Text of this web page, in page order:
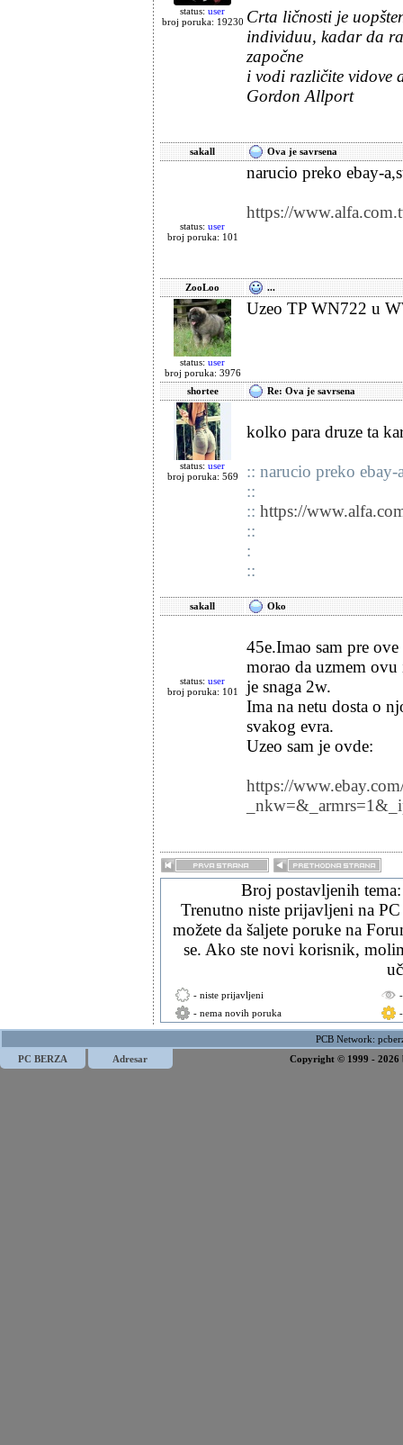
status: user
broj poruka: 19230 Crta ličnosti je
individuu, kadar da
započne
i vodi različite vidove
Gordon Allport
sakall Ova je savrsena
status: user
broj poruka: 101
narucio preko ebay-
https://
ZooLoo ...
status: user
broj poruka: 3976
Uzeo TP WN722 u
shortee Re: Ova je savrsena
status: user
broj poruka: 569
kolko para druze ta
:: narucio preko
::
:: https://
::
:
::
sakall Oko
status: user
broj poruka: 101
45e.Imao sam pre
morao da uzmem
je snaga 2w.
Ima na netu dosta o
svakog evra.
Uzeo sam je ovde:
https://
Broj postavljenih
Trenutno niste prijavljeni na
možete da šaljete poruke na
se. Ako ste novi korisnik,
- niste prijavljeni
- nema novih poruka
PCB Network:
PC BERZA
Adresar Copyright © 1999 -